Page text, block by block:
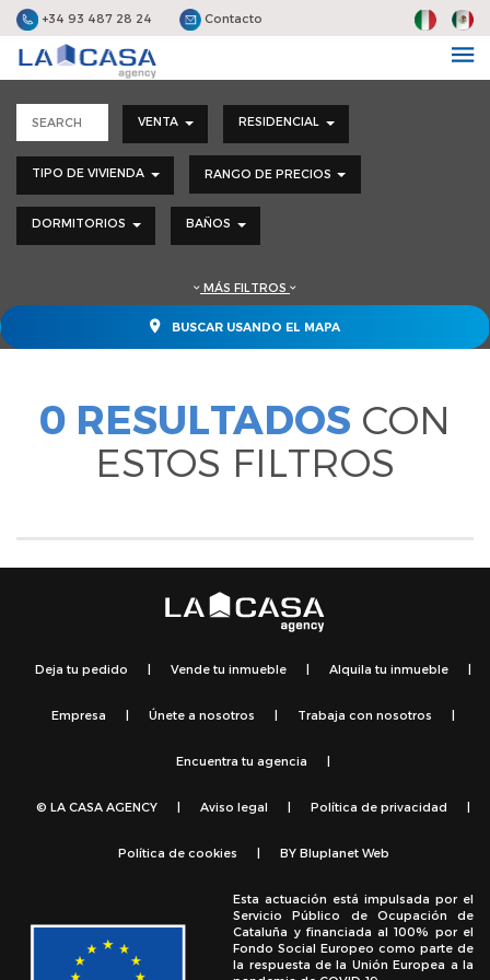
+34 93 487 28 24 Contacto
VENTA RESIDENCIAL
TIPO DE VIVIENDA RANGO DE PRECIOS
DORMITORIOS BAÑOS
MÁS FILTROS
BUSCAR USANDO EL MAPA
0 RESULTADOS CON
ESTOS FILTROS
Deja tu pedido | Vende tu inmueble | Alquila tu inmueble |
Empresa | Únete a nosotros | Trabaja con nosotros |
Encuentra tu agencia |
© LA CASA AGENCY | Aviso legal | Política de privacidad |
Política de cookies | BY Bluplanet Web
Esta actuación está impulsada por el
Servicio Público de Ocupación de
Cataluña y financiada al 100% por el
Fondo Social Europeo como parte de
la respuesta de la Unión Europea a la